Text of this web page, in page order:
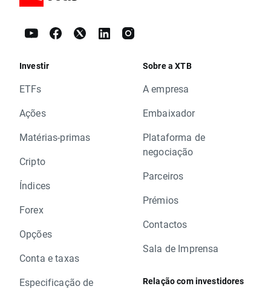
Investir
ETFs
Ações
Matérias-primas
Cripto
Índices
Forex
Opções
Conta e taxas
Especificação de
Sobre a XTB
A empresa
Embaixador
Plataforma de
negociação
Parceiros
Prémios
Contactos
Sala de Imprensa
Relação com investidores